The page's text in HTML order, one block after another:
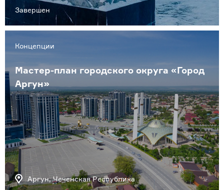
Завершен
Концепции
Мастер-план городского округа «Город
Аргун»
Аргун, Чеченская Республика